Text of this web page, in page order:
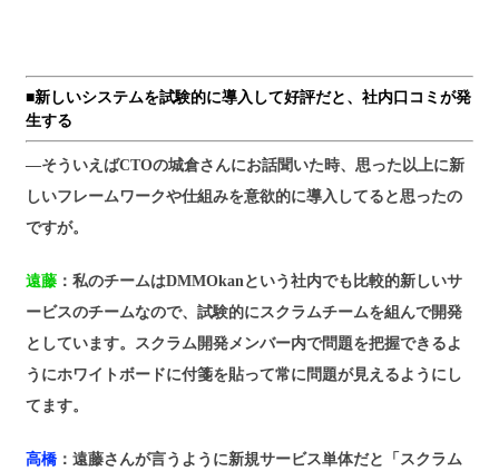
■新しいシステムを試験的に導入して好評だと、社内口コミが発
生する
―そういえばCTOの城倉さんにお話聞いた時、思った以上に新
しいフレームワークや仕組みを意欲的に導入してると思ったの
ですが。
遠藤 ：私のチームはDMMOkanという社内でも比較的新しいサ
ービスのチームなので、試験的にスクラムチームを組んで開発
としています。スクラム開発メンバー内で問題を把握できるよ
うにホワイトボードに付箋を貼って常に問題が見えるようにし
てます。
高橋 ：遠藤さんが言うように新規サービス単体だと「スクラム